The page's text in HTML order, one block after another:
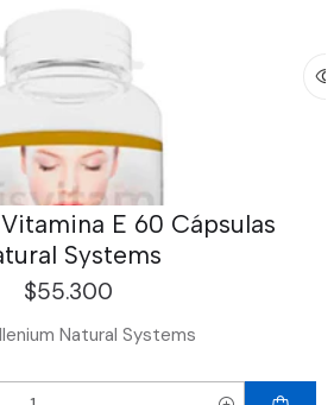
E 60 Cápsulas
Systems
$55.300
Natural Systems